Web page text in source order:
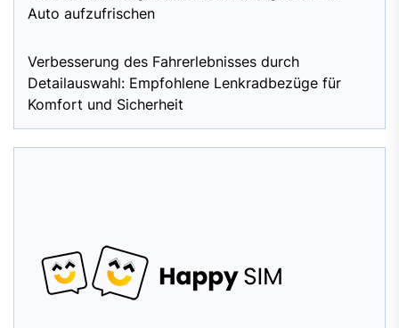
Auto aufzufrischen
Verbesserung des Fahrerlebnisses durch
Detailauswahl: Empfohlene Lenkradbezüge für
Komfort und Sicherheit